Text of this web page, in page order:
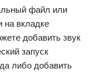
файл или
на вкладке
добавить звук
запуск
либо добавить